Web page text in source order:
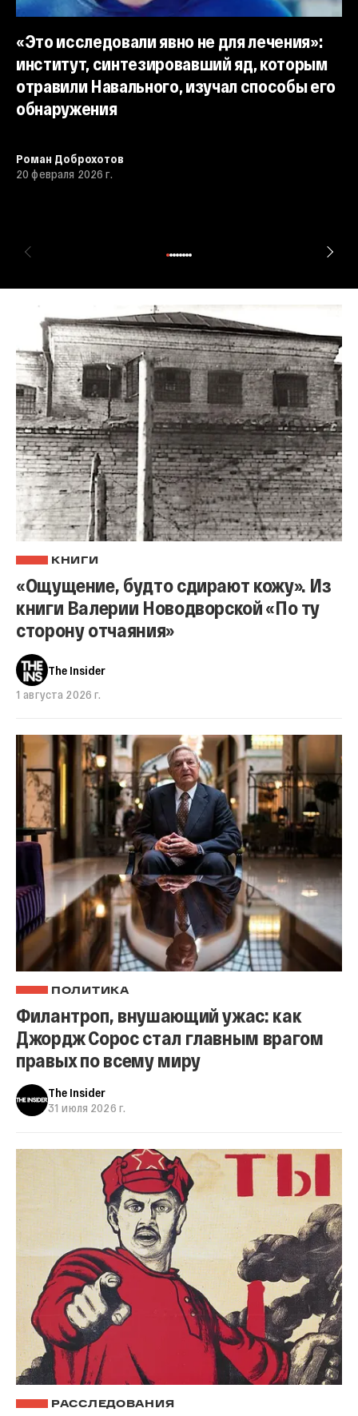
«Это исследовали явно не для лечения»:
институт, синтезировавший яд, которым
отравили Навального, изучал способы его
обнаружения
Роман Доброхотов
20 февраля 2026 г.
КНИГИ
«Ощущение, будто сдирают кожу». Из
книги Валерии Новодворской «По ту
сторону отчаяния»
The Insider
1 августа 2026 г.
ПОЛИТИКА
Филантроп, внушающий ужас: как
Джордж Сорос стал главным врагом
правых по всему миру
The Insider
31 июля 2026 г.
РАССЛЕДОВАНИЯ